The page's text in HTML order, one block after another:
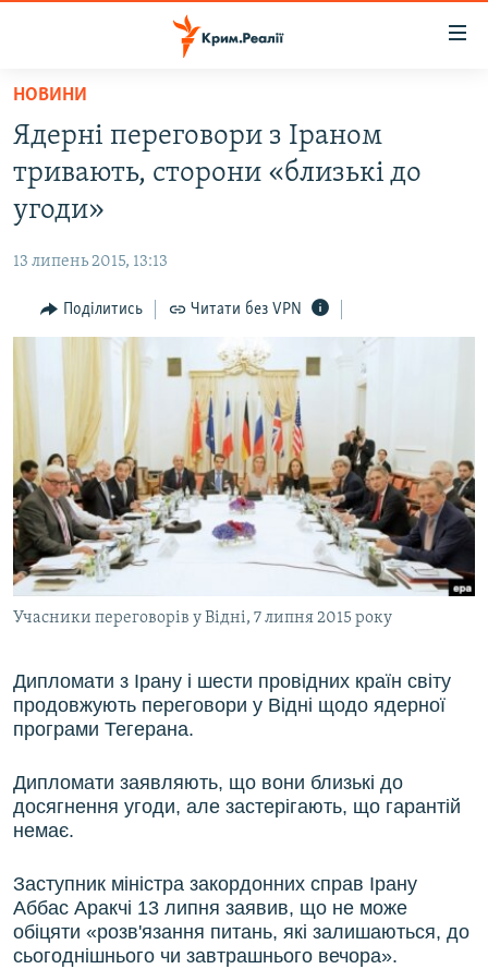
Перейти
основного
матеріалу
Перейти
до
основної
Перейти
до
ВОДА.КРИМ
ВІДЕО ТА ФОТО
БЛОГИ
ПОГЛЯД
СПЕЦПРОЕКТИ
ДЕПОРТАЦІЯ
ВІДЕОУРОКИ «ELIFBE»
СВІДЧЕННЯ ОКУПАЦІЇ
УКРАЇНСЬКА ПРОБЛЕМА КРИМУ
ІНФОГРАФІКА
ЯК ОБІЙТИ БЛОКУВАННЯ
Русский
Qırımtatar
ДОЛУЧАЙСЯ!
Усі сайти RFE/RL
НОВИНИ
Ядерні переговори з Іраном
тривають, сторони «близькі до
угоди»
13 липень 2015, 13:13
Поділитись Читати без VPN
Учасники переговорів у Відні, 7 липня 2015 року
Дипломати з Ірану і шести провідних країн світу
продовжують переговори у Відні щодо ядерної
програми Тегерана.
Дипломати заявляють, що вони близькі до
досягнення угоди, але застерігають, що гарантій
немає.
Заступник міністра закордонних справ Ірану
Аббас Аракчі 13 липня заявив, що не може
обіцяти «розв'язання питань, які залишаються, до
сьогоднішнього чи завтрашнього вечора».